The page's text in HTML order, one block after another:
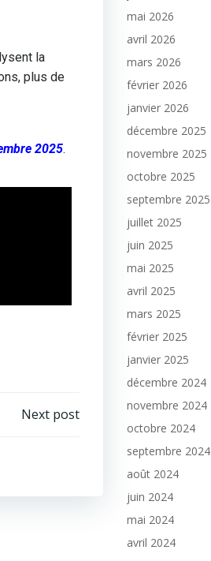
la
plus de
2025.
Next post
mai 2026
avril 2026
mars 2026
février 2026
janvier 2026
décembre 2025
novembre 2025
octobre 2025
septembre 2025
juillet 2025
juin 2025
mai 2025
avril 2025
mars 2025
février 2025
janvier 2025
décembre 2024
novembre 2024
octobre 2024
septembre 2024
août 2024
juin 2024
mai 2024
avril 2024